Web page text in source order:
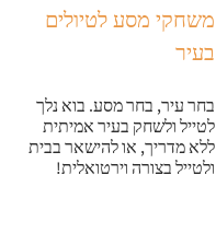
משחקי מסע לטיולים
בעיר
בחר עיר, בחר מסע. בוא נלך
לטייל ולשחק בעיר אמיתית
ללא מדריך, או להישאר בבית
ולטייל בצורה וירטואלית!